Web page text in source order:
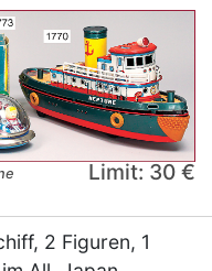
Limit: 30 €
2 Figuren, 1